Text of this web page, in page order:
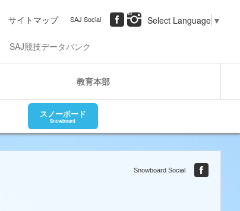
サイトマップ SAJ Social Select Language ▼
SAJ競技データバンク
教育本部
スノーボード
Snowboard
Snowboard Social